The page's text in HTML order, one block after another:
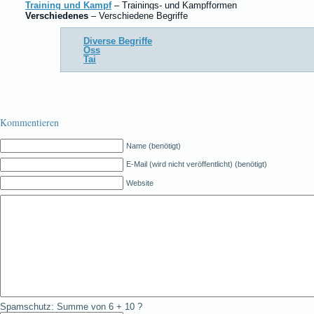
Training und Kampf– Trainings- und Kampfformen
Verschiedenes – Verschiedene Begriffe
Diverse Begriffe
Oss
Tai
Kommentieren
Name (benötigt)
E-Mail (wird nicht veröffentlicht) (benötigt)
Website
Spamschutz: Summe von 6 + 10 ?